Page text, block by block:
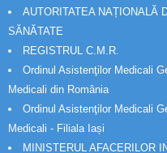
AUTORITATEA NAȚIONALĂ
SĂNĂTATE
REGISTRUL C.M.R.
Ordinul Asistenţilor Medicali
Medicali din România
Ordinul Asistenţilor Medicali
Medicali - Filiala Iași
MINISTERUL AFACERILOR